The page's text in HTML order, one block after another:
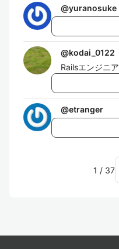
@yuranosuke
@kodai_0122
Railsエンジニア
@etranger
1 / 37